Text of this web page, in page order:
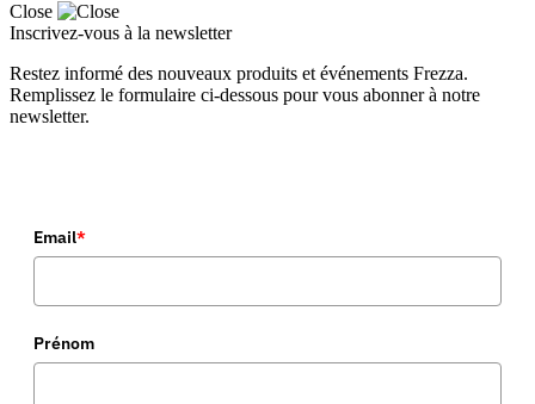
Close
Inscrivez-vous à la newsletter
Restez informé des nouveaux produits et événements Frezza.
Remplissez le formulaire ci-dessous pour vous abonner à notre
newsletter.
Email*
Prénom